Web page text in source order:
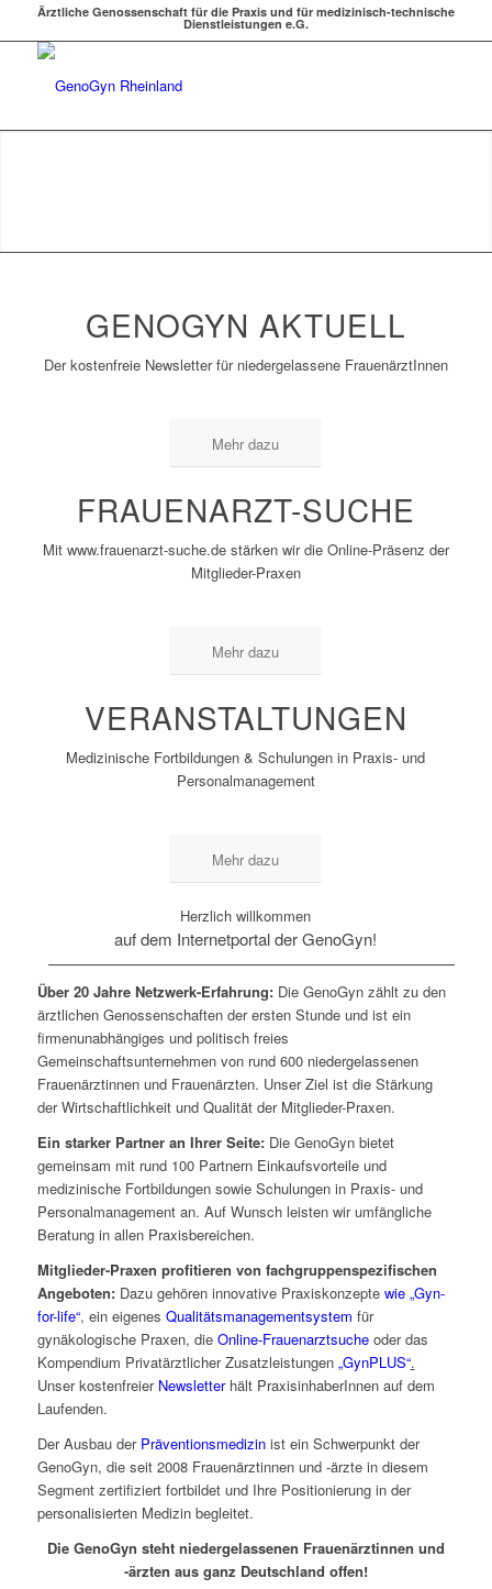
Ärztliche Genossenschaft für die Praxis und für medizinisch-technische
Dienstleistungen e.G.
GENOGYN AKTUELL
Der kostenfreie Newsletter für niedergelassene FrauenärztInnen
Mehr dazu
FRAUENARZT-SUCHE
Mit www.frauenarzt-suche.de stärken wir die Online-Präsenz der
Mitglieder-Praxen
Mehr dazu
VERANSTALTUNGEN
Medizinische Fortbildungen & Schulungen in Praxis- und
Personalmanagement
Mehr dazu
Herzlich willkommen
auf dem Internetportal der GenoGyn!
Über 20 Jahre Netzwerk-Erfahrung:Die GenoGyn zählt zu den
ärztlichen Genossenschaften der ersten Stunde und ist ein
firmenunabhängiges und politisch freies
Gemeinschaftsunternehmen von rund 600 niedergelassenen
Frauenärztinnen und Frauenärzten. Unser Ziel ist die Stärkung
der Wirtschaftlichkeit und Qualität der Mitglieder-Praxen.
Ein starker Partner an Ihrer Seite:Die GenoGyn bietet
gemeinsam mit rund 100 Partnern Einkaufsvorteile und
medizinische Fortbildungen sowie Schulungen in Praxis- und
Personalmanagement an. Auf Wunsch leisten wir umfängliche
Beratung in allen Praxisbereichen.
Mitglieder-Praxen profitieren von fachgruppenspezifischen
Angeboten:Dazu gehören innovative Praxiskonzepte wie „Gyn-
for-life“, ein eigenes Qualitätsmanagementsystem für
gynäkologische Praxen, die Online-Frauenarztsucheoder das
Kompendium Privatärztlicher Zusatzleistungen „GynPLUS“.
Unser kostenfreier Newsletterhält PraxisinhaberInnen auf dem
Laufenden.
Der Ausbau der Präventionsmedizinist ein Schwerpunkt der
GenoGyn, die seit 2008 Frauenärztinnen und -ärzte in diesem
Segment zertifiziert fortbildet und Ihre Positionierung in der
personalisierten Medizin begleitet.
Die GenoGyn steht niedergelassenen Frauenärztinnen und
-ärzten aus ganz Deutschland offen!